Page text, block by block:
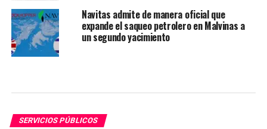
Navitas admite de manera oficial que
expande el saqueo petrolero en Malvinas a
un segundo yacimiento
SERVICIOS PÚBLICOS